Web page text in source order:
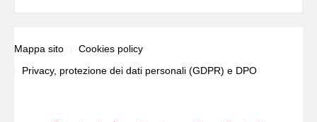
Mappa sito
Cookies policy
Privacy, protezione dei dati personali (GDPR) e DPO